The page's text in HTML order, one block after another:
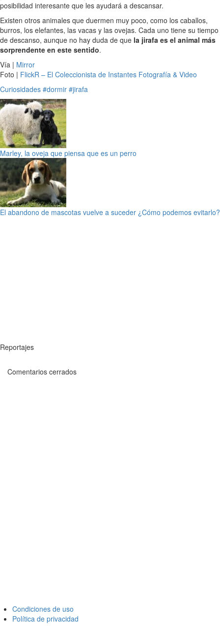
posibilidad interesante que les ayudará a descansar.
Existen otros animales que duermen muy poco, como los caballos,
burros, los elefantes, las vacas y las ovejas. Cada uno tiene su tiempo
de descanso, aunque no hay duda de que la jirafa es el animal más
sorprendente en este sentido.
Vía | Mirror
Foto | FlickR – El Coleccionista de Instantes Fotografía & Video
Curiosidades #dormir #jirafa
Marley, la oveja que piensa que es un perro
El abandono de mascotas vuelve a suceder ¿Cómo podemos evitarlo?
Reportajes
Comentarios cerrados
Condiciones de uso
Política de privacidad